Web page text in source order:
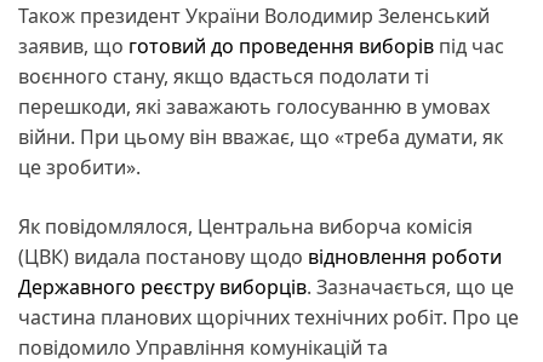
Також президент України Володимир Зеленський
заявив, що готовий до проведення виборів під час
воєнного стану, якщо вдасться подолати ті
перешкоди, які заважають голосуванню в умовах
війни. При цьому він вважає, що «треба думати, як
це зробити».
Як повідомлялося, Центральна виборча комісія
(ЦВК) видала постанову щодо відновлення роботи
Державного реєстру виборців. Зазначається, що це
частина планових щорічних технічних робіт. Про це
повідомило Управління комунікацій та